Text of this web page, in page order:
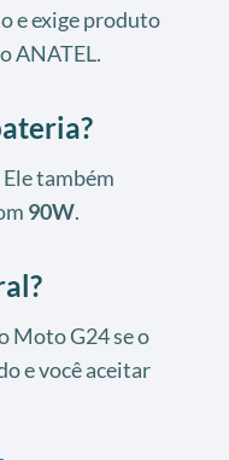
e exige produto
ANATEL.
também
90W.
Moto G24 se o
e você aceitar